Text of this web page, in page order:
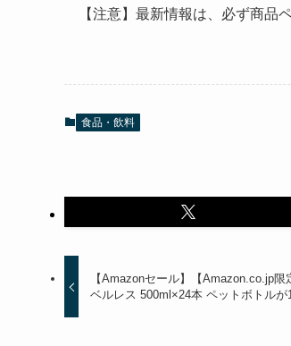
【注意】最新情報は、必ず商品
食品・飲料
【Amazonセール】【Amazon.co.jp
ベルレス 500ml×24本 ペットボトルが